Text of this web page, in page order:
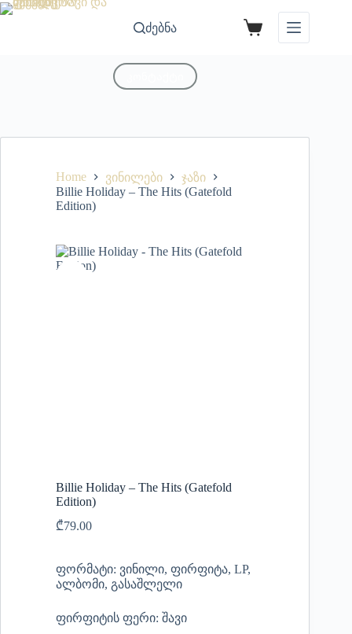
ძებნა
Home ვინილები
ჯაზი
Billie Holiday – The Hits (Gatefold
Edition)
Billie Holiday – The Hits (Gatefold
Edition)
₾79.00
ფორმატი: ვინილი, ფირფიტა, LP,
ალბომი, გასაშლელი
ფირფიტის ფერი: შავი